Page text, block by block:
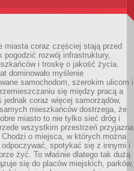
miasta coraz częściej stają przed
pogodzić rozwój infrastruktury,
i troskę o jakość życia.
dominowało myślenie
samochodom, szerokim ulicom i
się między pracą a
jednak coraz więcej samorządów,
mieszkańców dostrzega, że
miasto to nie tylko sieć dróg i
wszystkim przestrzeń przyjazna
Chodzi o miejsca, w których można
odpoczywać, spotykać się z innymi i
żyć. To właśnie dlatego tak dużą
się do placów miejskich, parków,